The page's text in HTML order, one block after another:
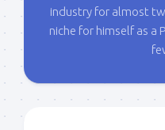
industry for almost
niche for himself as a